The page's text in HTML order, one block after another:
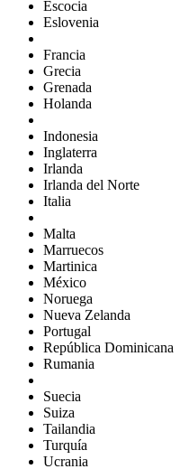
Escocia
Eslovenia
Francia
Grecia
Grenada
Holanda
Indonesia
Inglaterra
Irlanda
Irlanda del Norte
Italia
Malta
Marruecos
Martinica
México
Noruega
Nueva Zelanda
Portugal
República Dominicana
Rumania
Suecia
Suiza
Tailandia
Turquía
Ucrania